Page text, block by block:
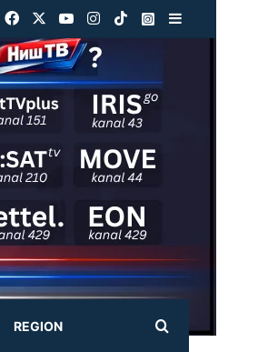
Facebook YouTubeInstagram
TikTokInstagram
REGION Pretraži